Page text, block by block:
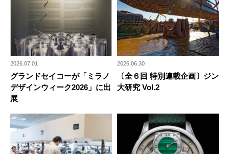
2026.07.01
グランドセイコーが「ミラノ
デザインウィーク2026」に出
展
2026.06.30
〔全６回 特別連載企画〕ジン
大研究 Vol.2